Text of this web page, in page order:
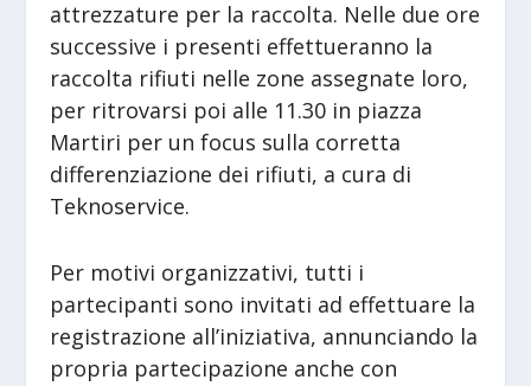
attrezzature per la raccolta. Nelle due ore
successive i presenti effettueranno la
raccolta rifiuti nelle zone assegnate loro,
per ritrovarsi poi alle 11.30 in piazza
Martiri per un focus sulla corretta
differenziazione dei rifiuti, a cura di
Teknoservice.
Per motivi organizzativi, tutti i
partecipanti sono invitati ad effettuare la
registrazione all’iniziativa, annunciando la
propria partecipazione anche con